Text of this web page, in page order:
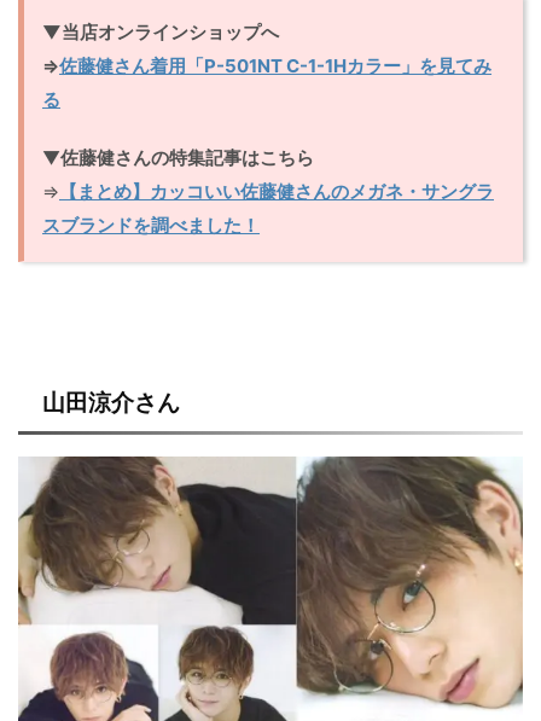
▼当店オンラインショップへ
⇒佐藤健さん着用「P-501NT C-1-1Hカラー」を見てみ
る
▼佐藤健さんの特集記事はこちら
⇒ 【まとめ】カッコいい佐藤健さんのメガネ・サングラ
スブランドを調べました！
山田涼介さん